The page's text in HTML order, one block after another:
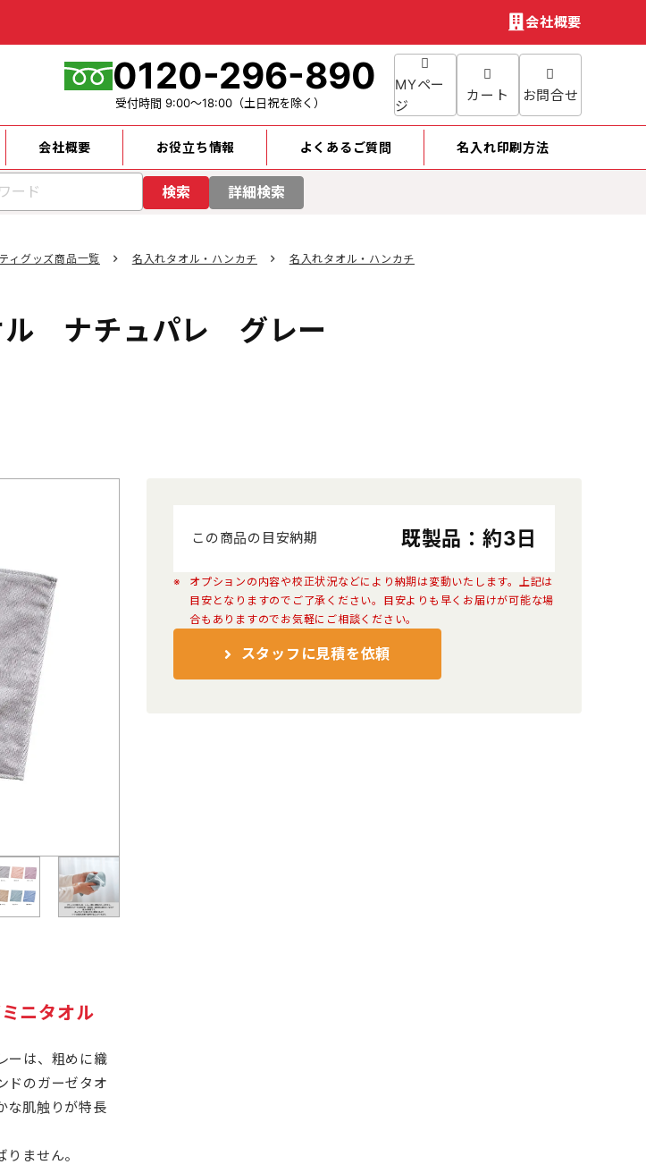
会社概要
MYペー
ジ
カート お問合せ
0120-296-890
受付時間 9:00～18:00（土日祝を除く）
会社概要 お役立ち情報 よくあるご質問 名入れ印刷方法
検索 詳細検索
ド
可否
ンブラー・マグカップ エコバッグ・トートバッグ
・スマホ用品
具・オフィス用品
ラベル・レジャー
ィグッズ商品一覧 名入れタオル・ハンカチ
名入れタオル・ハンカチ
ル ナチュパレ グレー
ニタオル
は、粗めに織
ドのガーゼタオ
な肌触りが特長
ません。
この商品の目安納期 既製品：約3日
オプションの内容や校正状況などにより納期は変動いたします。上記は
目安となりますのでご了承ください。目安よりも早くお届けが可能な場
合もありますのでお気軽にご相談ください。
スタッフに見積を依頼